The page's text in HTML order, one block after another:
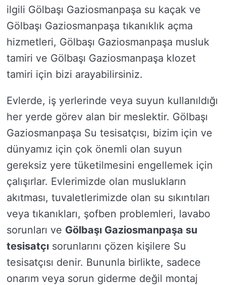
ilgili Gölbaşı Gaziosmanpaşa su kaçak ve
Gölbaşı Gaziosmanpaşa tıkanıklık açma
hizmetleri, Gölbaşı Gaziosmanpaşa musluk
tamiri ve Gölbaşı Gaziosmanpaşa klozet
tamiri için bizi arayabilirsiniz.
Evlerde, iş yerlerinde veya suyun kullanıldığı
her yerde görev alan bir meslektir. Gölbaşı
Gaziosmanpaşa Su tesisatçısı, bizim için ve
dünyamız için çok önemli olan suyun
gereksiz yere tüketilmesini engellemek için
çalışırlar. Evlerimizde olan muslukların
akıtması, tuvaletlerimizde olan su sıkıntıları
veya tıkanıkları, şofben problemleri, lavabo
sorunları ve Gölbaşı Gaziosmanpaşa su
tesisatçı sorunlarını çözen kişilere Su
tesisatçısı denir. Bununla birlikte, sadece
onarım veya sorun giderme değil montaj